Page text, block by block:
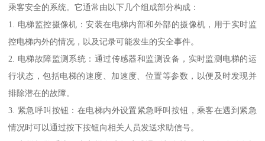
乘客安全的系统。它通常由以下几个组成部分构成：
1. 电梯监控摄像机：安装在电梯内部和外部的摄像机，用于实时监
控电梯内外的情况，以及记录可能发生的安全事件。
2. 电梯故障监测系统：通过传感器和监测设备，实时监测电梯的运
行状态，包括电梯的速度、加速度、位置等参数，以便及时发现并
排除潜在的故障。
3. 紧急呼叫按钮：在电梯内外设置紧急呼叫按钮，乘客在遇到紧急
情况时可以通过按下按钮向相关人员发送求助信号。